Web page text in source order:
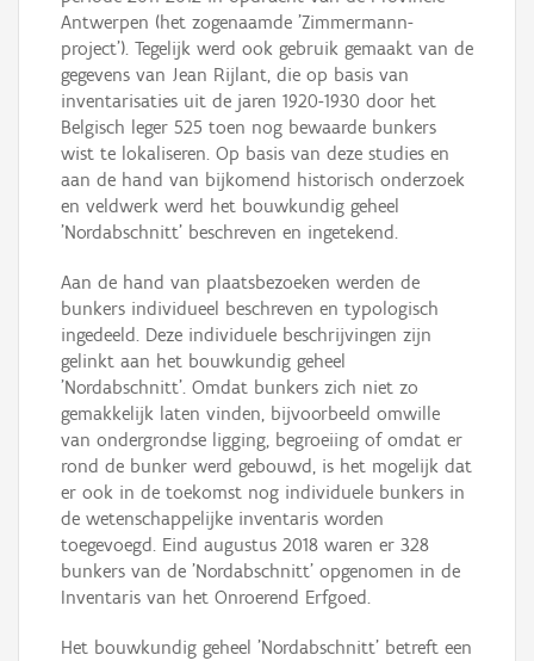
Antwerpen (het zogenaamde 'Zimmermann-
project'). Tegelijk werd ook gebruik gemaakt van de
gegevens van Jean Rijlant, die op basis van
inventarisaties uit de jaren 1920-1930 door het
Belgisch leger 525 toen nog bewaarde bunkers
wist te lokaliseren. Op basis van deze studies en
aan de hand van bijkomend historisch onderzoek
en veldwerk werd het bouwkundig geheel
'Nordabschnitt' beschreven en ingetekend.
Aan de hand van plaatsbezoeken werden de
bunkers individueel beschreven en typologisch
ingedeeld. Deze individuele beschrijvingen zijn
gelinkt aan het bouwkundig geheel
'Nordabschnitt'. Omdat bunkers zich niet zo
gemakkelijk laten vinden, bijvoorbeeld omwille
van ondergrondse ligging, begroeiing of omdat er
rond de bunker werd gebouwd, is het mogelijk dat
er ook in de toekomst nog individuele bunkers in
de wetenschappelijke inventaris worden
toegevoegd. Eind augustus 2018 waren er 328
bunkers van de 'Nordabschnitt' opgenomen in de
Inventaris van het Onroerend Erfgoed.
Het bouwkundig geheel 'Nordabschnitt' betreft een